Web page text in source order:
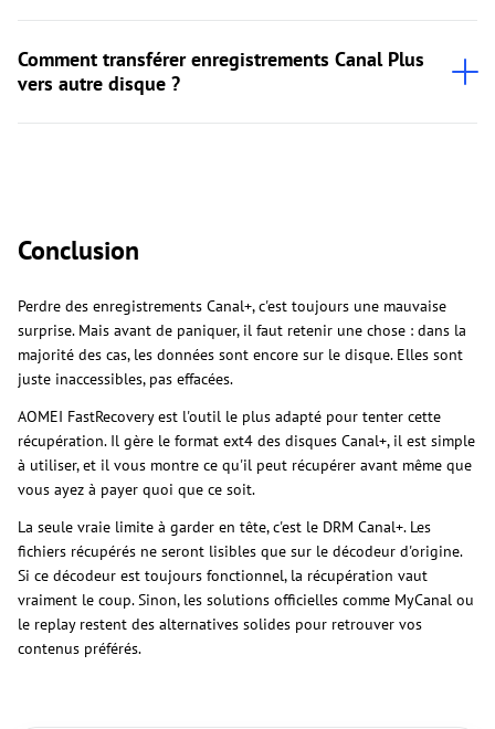
Comment transférer enregistrements Canal Plus
vers autre disque ?
Conclusion
Perdre des enregistrements Canal+, c'est toujours une mauvaise
surprise. Mais avant de paniquer, il faut retenir une chose : dans la
majorité des cas, les données sont encore sur le disque. Elles sont
juste inaccessibles, pas effacées.
AOMEI FastRecovery est l'outil le plus adapté pour tenter cette
récupération. Il gère le format ext4 des disques Canal+, il est simple
à utiliser, et il vous montre ce qu'il peut récupérer avant même que
vous ayez à payer quoi que ce soit.
La seule vraie limite à garder en tête, c'est le DRM Canal+. Les
fichiers récupérés ne seront lisibles que sur le décodeur d'origine.
Si ce décodeur est toujours fonctionnel, la récupération vaut
vraiment le coup. Sinon, les solutions officielles comme MyCanal ou
le replay restent des alternatives solides pour retrouver vos
contenus préférés.